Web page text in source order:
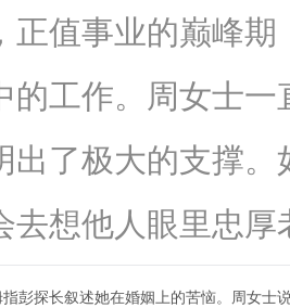
正值事业的巅峰
的工作。周女士
出了极大的支撑
去想他人眼里忠厚
指彭探长叙述她在婚姻上的苦恼。周女